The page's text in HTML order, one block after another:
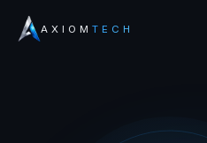
AXIOM TECH